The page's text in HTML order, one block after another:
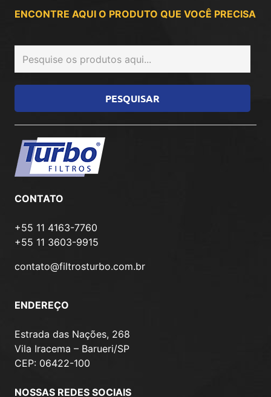
ENCONTRE AQUI O PRODUTO QUE VOCÊ PRECISA
CONTATO
+55 11 4163-7760
+55 11 3603-9915
contato@filtrosturbo.com.br
ENDEREÇO
Estrada das Nações, 268
Vila Iracema – Barueri/SP
CEP: 06422-100
NOSSAS REDES SOCIAIS